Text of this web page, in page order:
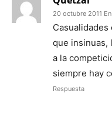
20 octubre 2011 En
Casualidades
que insinuas,
a la
siempre hay
Respuesta